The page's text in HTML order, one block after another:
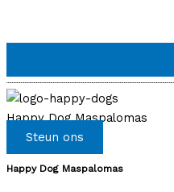
Happy Dog Maspalomas
Steun ons
Happy Dog Maspalomas